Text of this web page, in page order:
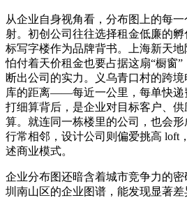
从企业自身视角看，分布图上的每
射。初创公司往往选择租金低廉的
标写字楼作为品牌背书。上海新天
怕付着天价租金也要占据这扇“橱窗
断出公司的实力。义乌青口村的跨
库的距离——每近一公里，每单快递
打细算背后，是企业对目标客户、
算。就连同一栋楼里的公司，也会
行常相邻，设计公司则偏爱挑高 loft
述商业模式。
企业分布图还暗含着城市竞争力的
圳南山区的企业图谱，能发现显著